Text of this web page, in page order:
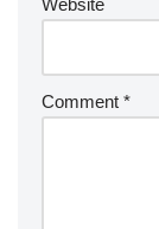
Website
Comment *